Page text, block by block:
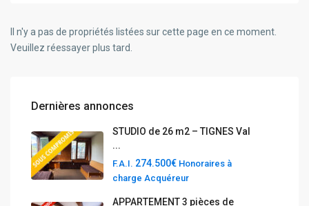
Il n'y a pas de propriétés listées sur cette page en ce moment.
Veuillez réessayer plus tard.
Dernières annonces
STUDIO de 26 m2 – TIGNES Val
...
F.A.I. 274.500€ Honoraires à
charge Acquéreur
APPARTEMENT 3 pièces de